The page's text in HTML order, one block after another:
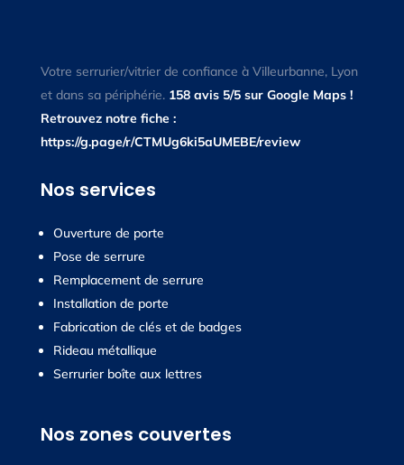
Votre serrurier/vitrier de confiance à Villeurbanne, Lyon
et dans sa périphérie. 158 avis 5/5 sur Google Maps !
Retrouvez notre fiche :
https://g.page/r/CTMUg6ki5aUMEBE/review
Nos services
Ouverture de porte
Pose de serrure
Remplacement de serrure
Installation de porte
Fabrication de clés et de badges
Rideau métallique
Serrurier boîte aux lettres
Nos zones couvertes